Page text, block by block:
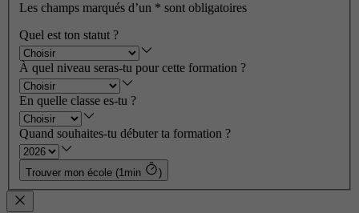
Les champs marqués d’un * sont obligatoires
Quel est ton statut ?
À quel niveau seras-tu pour cette formation ?
En quelle classe es-tu ?
Quand souhaites-tu débuter ta formation ?
Trouver mon école (1min )